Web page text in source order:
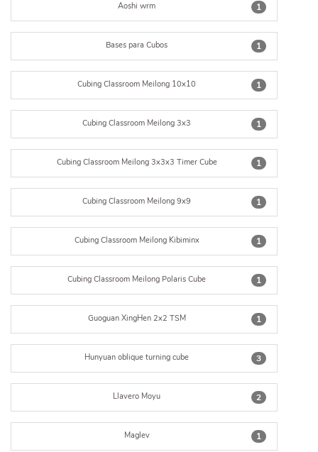
1
Aoshi wrm
1
Bases para Cubos
1
Cubing Classroom Meilong 10x10
1
Cubing Classroom Meilong 3x3
1
Cubing Classroom Meilong 3x3x3 Timer Cube
1
Cubing Classroom Meilong 9x9
1
Cubing Classroom Meilong Kibiminx
1
Cubing Classroom Meilong Polaris Cube
1
Guoguan XingHen 2x2 TSM
3
Hunyuan oblique turning cube
2
Llavero Moyu
1
Maglev